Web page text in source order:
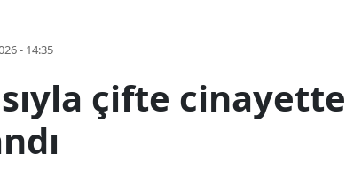
- 14:35
çifte